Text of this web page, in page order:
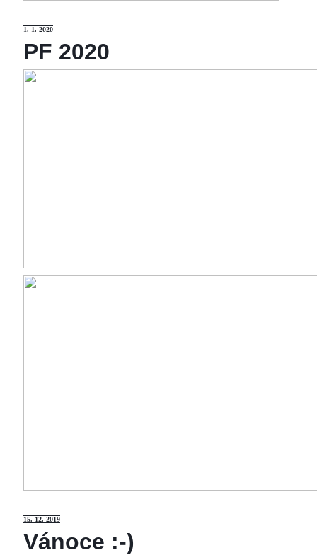
1. 1. 2020
PF 2020
15. 12. 2019
Vánoce :-)